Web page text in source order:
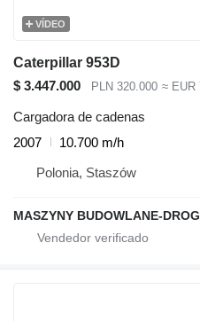
VÍDEO
Caterpillar 953D
$ 3.447.000
PLN 320.000 ≈ EUR
Cargadora de cadenas
2007
10.700 m/h
Polonia, Staszów